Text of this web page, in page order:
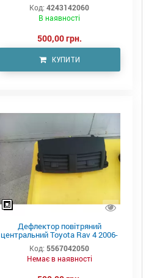
Код: 4243142060
В наявності
500,00 грн.
КУПИТИ
Дефлектор повітряний
центральний Toyota Rav 4 2006-
2012
Код: 5567042050
Немає в наявності